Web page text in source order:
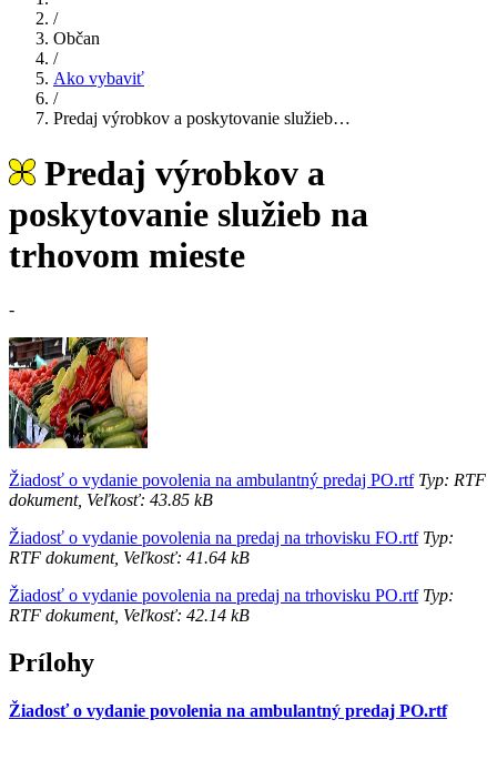
/
Občan
/
Ako vybaviť
/
Predaj výrobkov a poskytovanie služieb…
Predaj výrobkov a
poskytovanie služieb na
trhovom mieste
-
Žiadosť o vydanie povolenia na ambulantný predaj PO.rtfTyp: RTF
dokument, Veľkosť: 43.85 kB
Žiadosť o vydanie povolenia na predaj na trhovisku FO.rtfTyp:
RTF dokument, Veľkosť: 41.64 kB
Žiadosť o vydanie povolenia na predaj na trhovisku PO.rtfTyp:
RTF dokument, Veľkosť: 42.14 kB
Prílohy
Žiadosť o vydanie povolenia na ambulantný predaj PO.rtf